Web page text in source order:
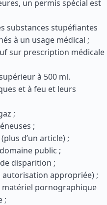
un permis spécial est
substances stupéfiantes
à un usage médical ;
sur prescription médicale
à 500 ml.
et à feu et leurs
;
;
d’un article) ;
public ;
disparition ;
appropriée) ;
pornographique
;